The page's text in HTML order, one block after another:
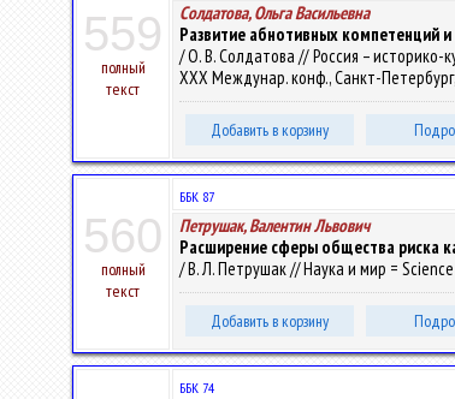
559
полный
текст
Солдатова, Ольга Васильевна
Развитие абнотивных компетенций
/ О. В. Солдатова // Россия – историко-
ХХХ Междунар. конф., Санкт-
Добавить в корзину
560
полный
текст
ББК 87
Петрушак, Валентин Львович
Расширение сферы общества риска
/ В. Л. Петрушак // Наука и мир =
Добавить в корзину
ББК 74